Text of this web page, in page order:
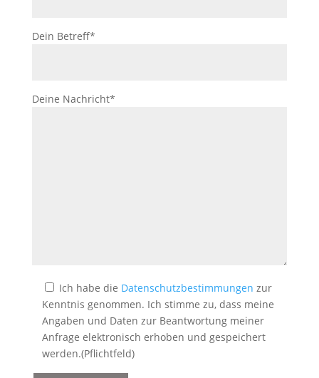
Dein Betreff*
Deine Nachricht*
Ich habe die Datenschutzbestimmungen zur
Kenntnis genommen. Ich stimme zu, dass meine
Angaben und Daten zur Beantwortung meiner
Anfrage elektronisch erhoben und gespeichert
werden.(Pflichtfeld)